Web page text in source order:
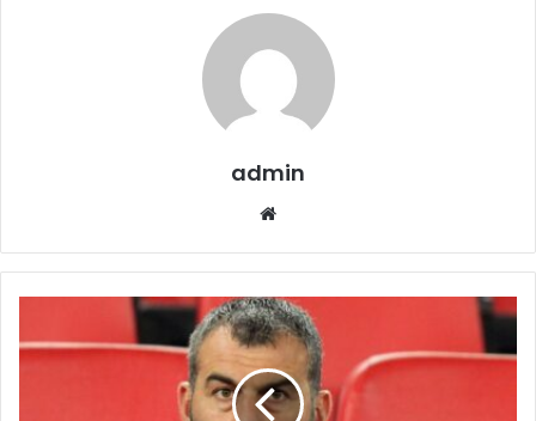
admin